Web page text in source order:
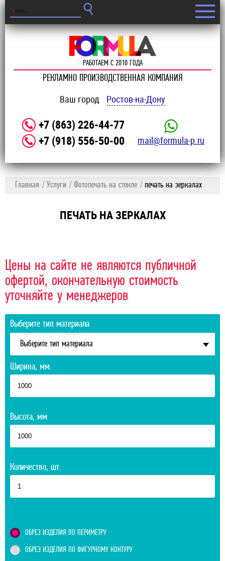
РАБОТАЕМ С 2010 ГОДА
РЕКЛАМНО ПРОИЗВОДСТВЕННАЯ КОМПАНИЯ
Ваш город Ростов-на-Дону
+7 (863) 226-44-77
+7 (918) 556-50-00
mail@formula-p.ru
Главная Услуги Фотопечать на стекле печать на зеркалах
ПЕЧАТЬ НА ЗЕРКАЛАХ
Цены на сайте не являются публичной
офертой, окончательную стоимость
уточняйте у менеджеров
Выберите тип материала
Выберите тип материала
Ширина, мм.
Высота, мм
Количество, шт.
ОБРЕЗ ИЗДЕЛИЯ ПО ПЕРИМЕТРУ
ОБРЕЗ ИЗДЕЛИЯ ПО ФИГУРНОМУ КОНТУРУ